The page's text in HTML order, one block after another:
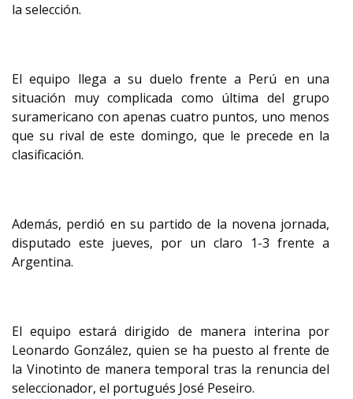
la selección.
El equipo llega a su duelo frente a Perú en una
situación muy complicada como última del grupo
suramericano con apenas cuatro puntos, uno menos
que su rival de este domingo, que le precede en la
clasificación.
Además, perdió en su partido de la novena jornada,
disputado este jueves, por un claro 1-3 frente a
Argentina.
El equipo estará dirigido de manera interina por
Leonardo González, quien se ha puesto al frente de
la Vinotinto de manera temporal tras la renuncia del
seleccionador, el portugués José Peseiro.